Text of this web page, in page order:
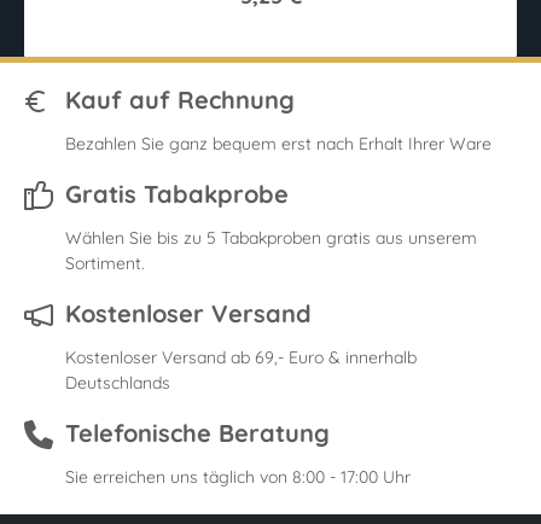
Kauf auf Rechnung
Bezahlen Sie ganz bequem erst nach Erhalt Ihrer Ware
Gratis Tabakprobe
Wählen Sie bis zu 5 Tabakproben gratis aus unserem
Sortiment.
Kostenloser Versand
Kostenloser Versand ab 69,- Euro & innerhalb
Deutschlands
Telefonische Beratung
Sie erreichen uns täglich von 8:00 - 17:00 Uhr